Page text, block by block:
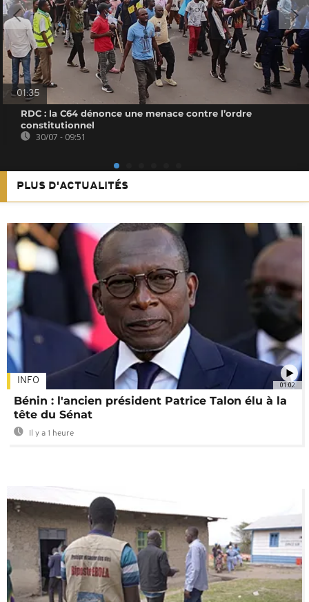
01:35
RDC : la C64 dénonce une menace contre l’ordre
constitutionnel
30/07 - 09:51
PLUS D'ACTUALITÉS
01:02
INFO
Bénin : l'ancien président Patrice Talon élu à la
tête du Sénat
Il y a 1 heure